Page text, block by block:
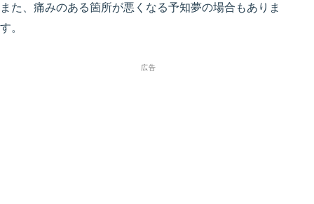
また、痛みのある箇所が悪くなる予知夢の場合もありま
す。
広告